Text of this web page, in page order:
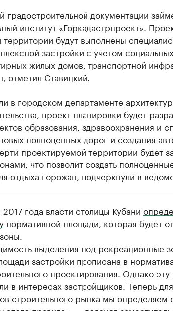
градостроительной документации
институт «Горкадастрпроект».
территории будут выполнены
застройки с учетом
жилых домов, транспортной
отметил Ставицкий.
в городском департаменте
проект планировки будет
образования, здравоохранения и
полноценных дорог и создания
проектируемой территории будет
что позволит создать
отдыха горожан, подчеркнули в
года власти столицы Кубани
нормативной площади, которая будет
выделения под рекреационные
застройки прописана в
проектирования. Однако
в интересах застройщиков. Теперь
строительного рынка мы определяем